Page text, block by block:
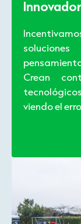
Crean
viendo el